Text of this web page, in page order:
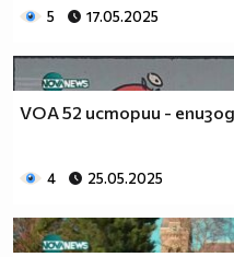
5 17.05.2025
VOA 52 истории -
4 25.05.2025